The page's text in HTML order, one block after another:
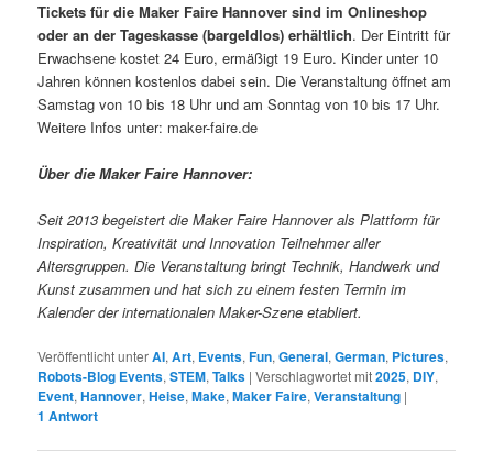
Tickets für die Maker Faire Hannover sind im Onlineshop
oder an der Tageskasse (bargeldlos) erhältlich. Der Eintritt für
Erwachsene kostet 24 Euro, ermäßigt 19 Euro. Kinder unter 10
Jahren können kostenlos dabei sein. Die Veranstaltung öffnet am
Samstag von 10 bis 18 Uhr und am Sonntag von 10 bis 17 Uhr.
Weitere Infos unter: maker-faire.de
Über die Maker Faire Hannover:
Seit 2013 begeistert die Maker Faire Hannover als Plattform für
Inspiration, Kreativität und Innovation Teilnehmer aller
Altersgruppen. Die Veranstaltung bringt Technik, Handwerk und
Kunst zusammen und hat sich zu einem festen Termin im
Kalender der internationalen Maker-Szene etabliert.
Veröffentlicht unterAI,Art, Events,Fun,General,German, Pictures,
Robots-Blog Events,STEM,Talks |Verschlagwortet mit2025, DIY,
Event,Hannover,Heise,Make,Maker Faire,Veranstaltung |
1 Antwort